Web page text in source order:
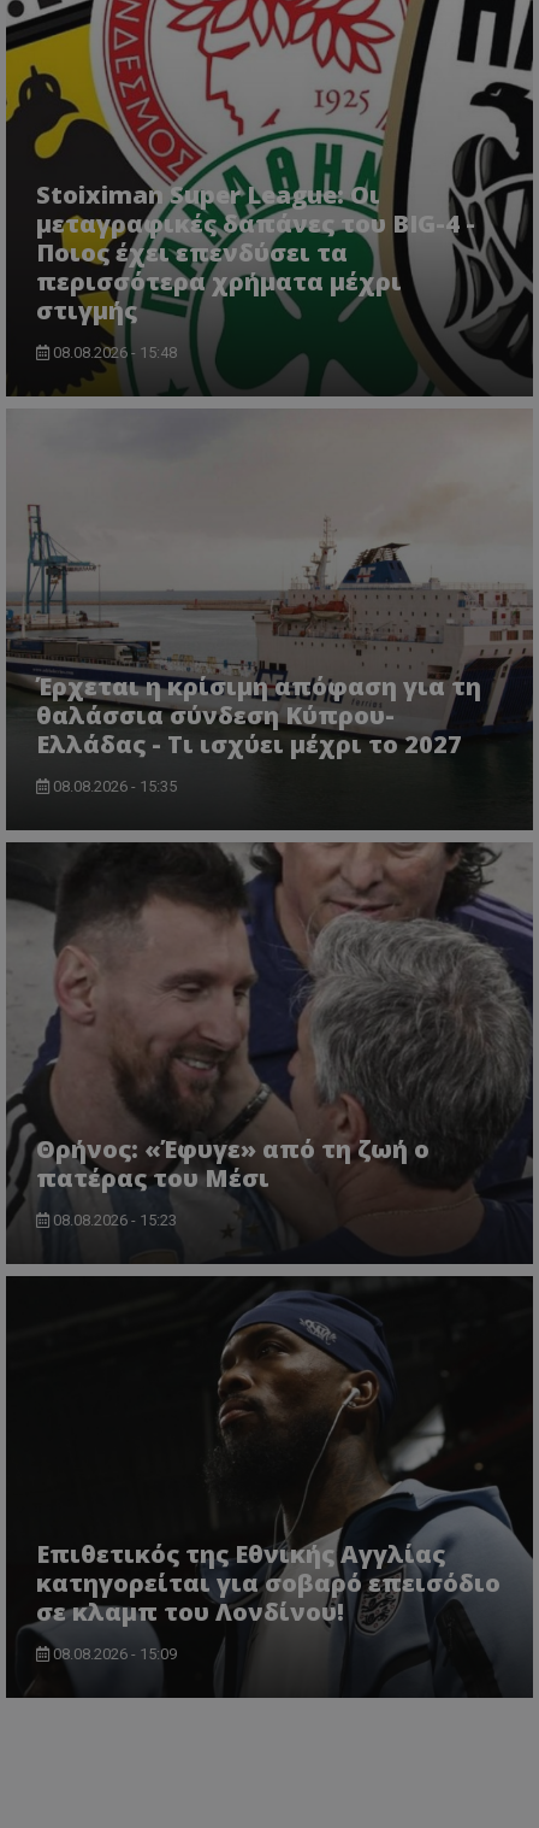
Stoiximan Super League: Οι
μεταγραφικές δαπάνες του BIG-4 -
Ποιος έχει επενδύσει τα
περισσότερα χρήματα μέχρι
στιγμής
08.08.2026 - 15:48
Έρχεται η κρίσιμη απόφαση για τη
θαλάσσια σύνδεση Κύπρου-
Ελλάδας - Τι ισχύει μέχρι το 2027
08.08.2026 - 15:35
Θρήνος: «Έφυγε» από τη ζωή ο
πατέρας του Μέσι
08.08.2026 - 15:23
Επιθετικός της Εθνικής Αγγλίας
κατηγορείται για σοβαρό επεισόδιο
σε κλαμπ του Λονδίνου!
08.08.2026 - 15:09